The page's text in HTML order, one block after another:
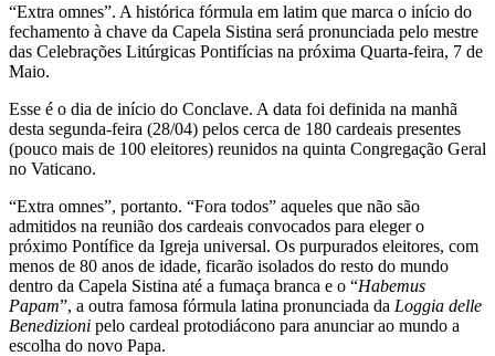
“Extra omnes”. A histórica fórmula em latim que marca o início do
fechamento à chave da Capela Sistina será pronunciada pelo mestre
das Celebrações Litúrgicas Pontifícias na próxima Quarta-feira, 7 de
Maio.
Esse é o dia de início do Conclave. A data foi definida na manhã
desta segunda-feira (28/04) pelos cerca de 180 cardeais presentes
(pouco mais de 100 eleitores) reunidos na quinta Congregação Geral
no Vaticano.
“Extra omnes”, portanto. “Fora todos” aqueles que não são
admitidos na reunião dos cardeais convocados para eleger o
próximo Pontífice da Igreja universal. Os purpurados eleitores, com
menos de 80 anos de idade, ficarão isolados do resto do mundo
dentro da Capela Sistina até a fumaça branca e o “Habemus
Papam”, a outra famosa fórmula latina pronunciada da Loggia delle
Benedizioni pelo cardeal protodiácono para anunciar ao mundo a
escolha do novo Papa.